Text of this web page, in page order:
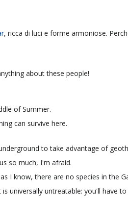
, ricca di luci e forme armoniose.
about these people!
of Summer.
can survive here.
to take advantage of
so much, I'm afraid.
I know, there are no species in the
is universally untreatable: you'll have